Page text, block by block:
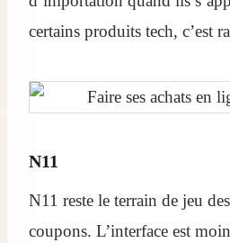
certains produits tech, c’est
N11
N11 reste le terrain de jeu
coupons. L’interface est